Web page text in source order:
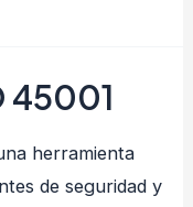
45001
herramienta
de seguridad y